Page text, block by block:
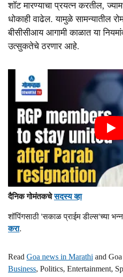
शॉट मारण्याचा प्रयत्न करतील,
धोकाही वाढेल. यामुळे सामन्यातील
बीसीसीआय आगामी काळात या
उत्सुकतेचे ठरणार आहे.
दैनिक गोमंतकचेसदस्य व्हा
शॉपिंगसाठी 'सकाळ प्राईम डील्स'च्या
करा.
Read Goa news in Marathi and
Business, Politics, Entertainment,